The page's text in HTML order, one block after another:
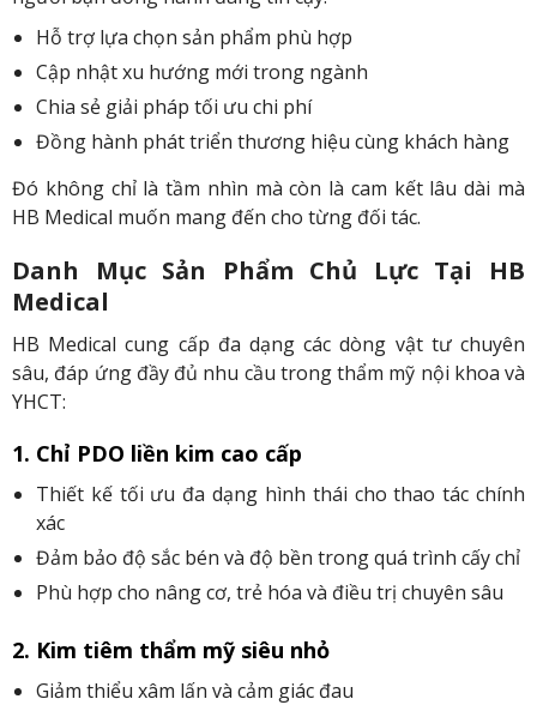
Hỗ trợ lựa chọn sản phẩm phù hợp
Cập nhật xu hướng mới trong ngành
Chia sẻ giải pháp tối ưu chi phí
Đồng hành phát triển thương hiệu cùng khách hàng
Đó không chỉ là tầm nhìn mà còn là cam kết lâu dài mà
HB Medical muốn mang đến cho từng đối tác.
Danh Mục Sản Phẩm Chủ Lực Tại HB
Medical
HB Medical cung cấp đa dạng các dòng vật tư chuyên
sâu, đáp ứng đầy đủ nhu cầu trong thẩm mỹ nội khoa và
YHCT:
1. Chỉ PDO liền kim cao cấp
Thiết kế tối ưu đa dạng hình thái cho thao tác chính
xác
Đảm bảo độ sắc bén và độ bền trong quá trình cấy chỉ
Phù hợp cho nâng cơ, trẻ hóa và điều trị chuyên sâu
2. Kim tiêm thẩm mỹ siêu nhỏ
Giảm thiểu xâm lấn và cảm giác đau